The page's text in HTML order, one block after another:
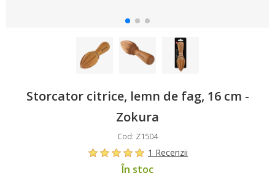
Storcator citrice, lemn de fag, 16 cm -
Zokura
Cod: Z1504
1 Recenzii
În stoc